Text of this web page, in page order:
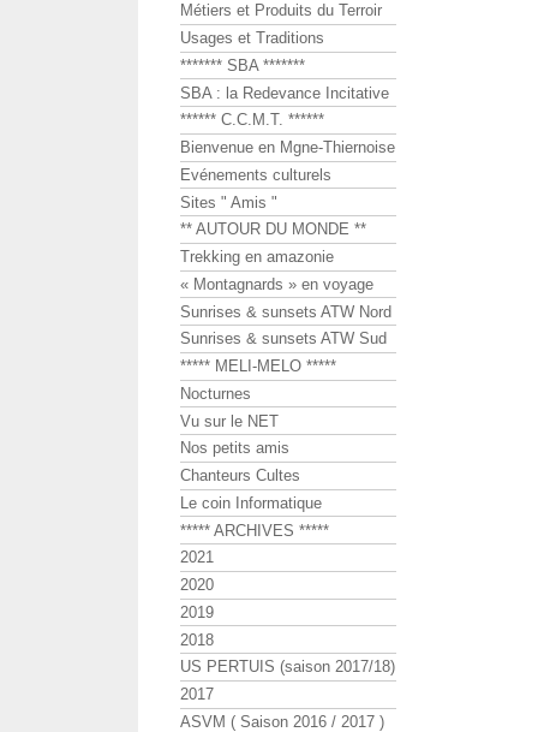
Métiers et Produits du Terroir
Usages et Traditions
******* SBA *******
SBA : la Redevance Incitative
****** C.C.M.T. ******
Bienvenue en Mgne-Thiernoise
Evénements culturels
Sites " Amis "
** AUTOUR DU MONDE **
Trekking en amazonie
« Montagnards » en voyage
Sunrises & sunsets ATW Nord
Sunrises & sunsets ATW Sud
***** MELI-MELO *****
Nocturnes
Vu sur le NET
Nos petits amis
Chanteurs Cultes
Le coin Informatique
***** ARCHIVES *****
2021
2020
2019
2018
US PERTUIS (saison 2017/18)
2017
ASVM ( Saison 2016 / 2017 )